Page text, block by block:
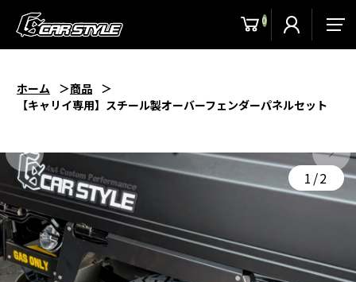
0
ホーム
商品
【キャリイ専用】スチール製オーバーフェンダーパネルセット
1/2